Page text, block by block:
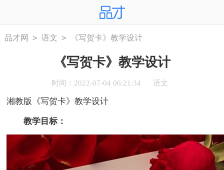
品才网 > 语文 > 《写贺卡》教学设计
《写贺卡》教学设计
时间：2022-07-04 06:21:34 语文
湘教版《写贺卡》教学设计
教学目标：